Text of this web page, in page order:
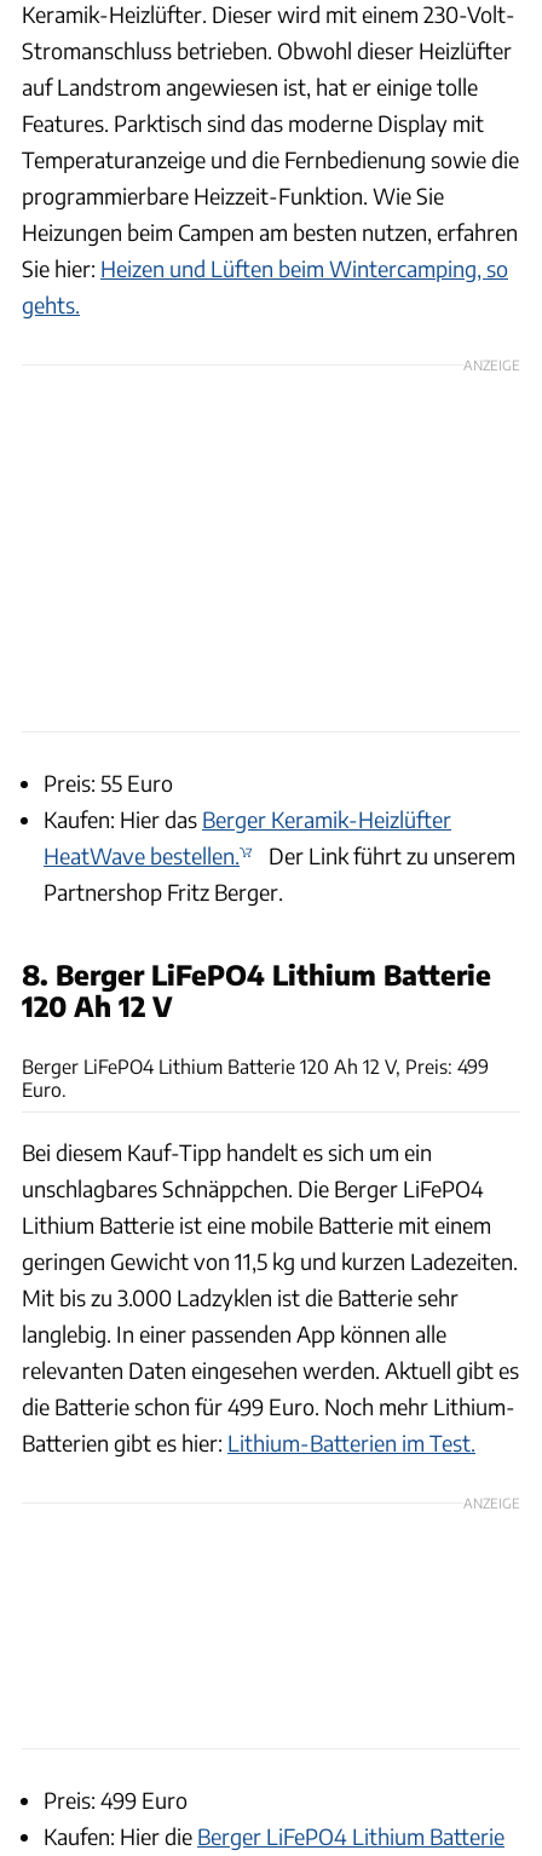
Keramik-Heizlüfter. Dieser wird mit einem 230-Volt-
Stromanschluss betrieben. Obwohl dieser Heizlüfter
auf Landstrom angewiesen ist, hat er einige tolle
Features. Parktisch sind das moderne Display mit
Temperaturanzeige und die Fernbedienung sowie die
programmierbare Heizzeit-Funktion. Wie Sie
Heizungen beim Campen am besten nutzen, erfahren
Sie hier: Heizen und Lüften beim Wintercamping, so
gehts.
ANZEIGE
Preis: 55 Euro
Kaufen: Hier das Berger Keramik-Heizlüfter
HeatWave bestellen.
Der Link führt zu unserem
Partnershop Fritz Berger.
8. Berger LiFePO4 Lithium Batterie
120 Ah 12 V
Berger LiFePO4 Lithium Batterie 120 Ah 12 V, Preis: 499
Euro.
Bei diesem Kauf-Tipp handelt es sich um ein
unschlagbares Schnäppchen. Die Berger LiFePO4
Lithium Batterie ist eine mobile Batterie mit einem
geringen Gewicht von 11,5 kg und kurzen Ladezeiten.
Mit bis zu 3.000 Ladzyklen ist die Batterie sehr
langlebig. In einer passenden App können alle
relevanten Daten eingesehen werden. Aktuell gibt es
die Batterie schon für 499 Euro. Noch mehr Lithium-
Batterien gibt es hier: Lithium-Batterien im Test.
ANZEIGE
Preis: 499 Euro
Kaufen: Hier die Berger LiFePO4 Lithium Batterie